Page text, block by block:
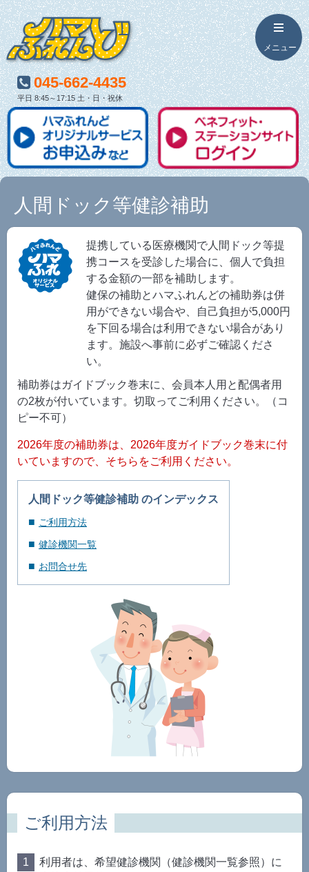
045-662-4435
平日 8:45～17:15 土・日・祝休
人間ドック等健診補助
提携している医療機関で人間ドック等提
携コースを受診した場合に、個人で負担
する金額の一部を補助します。
健保の補助とハマふれんどの補助券は併
用ができない場合や、自己負担が5,000円
を下回る場合は利用できない場合があり
ます。施設へ事前に必ずご確認くださ
い。
補助券はガイドブック巻末に、会員本人用と配偶者用
の2枚が付いています。切取ってご利用ください。（コ
ピー不可）
2026年度の補助券は、2026年度ガイドブック巻末に付
いていますので、そちらをご利用ください。
人間ドック等健診補助 のインデックス
ご利用方法
健診機関一覧
お問合せ先
ご利用方法
利用者は、希望健診機関（健診機関一覧参照）に